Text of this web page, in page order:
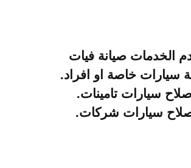
الخدمات صيانة فيات
سيارات خاصة او افراد.
سيارات تامينات.
سيارات شركات.